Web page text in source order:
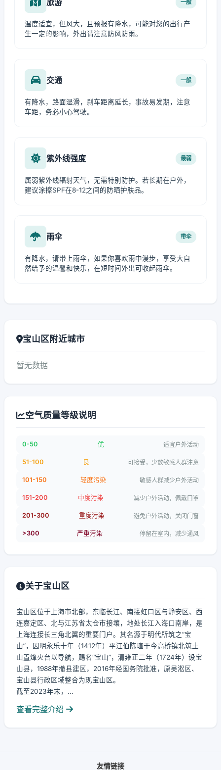
一般
温度适宜，但风大，且预报有降水，可能对您的出行产
生一定的影响，外出请注意防风防雨。
交通 一般
有降水，路面湿滑，刹车距离延长，事故易发期，注意
车距，务必小心驾驶。
紫外线强度 最弱
属弱紫外线辐射天气，无需特别防护。若长期在户外，
建议涂擦SPF在8-12之间的防晒护肤品。
雨伞 带伞
有降水，请带上雨伞，如果你喜欢雨中漫步，享受大自
然给予的温馨和快乐，在短时间外出可收起雨伞。
宝山区附近城市
暂无数据
空气质量等级说明
0-50 优 适宜户外活动
51-100 良 可接受，少数敏感人群注意
101-150 轻度污染 敏感人群减少户外活动
151-200 中度污染 减少户外活动，佩戴口罩
201-300 重度污染 避免户外活动，关闭门窗
>300 严重污染 停留在室内，减少通风
关于宝山区
宝山区位于上海市北部，东临长江、南接虹口区与静安区、西
连嘉定区、北与江苏省太仓市接壤，地处长江入海口南岸，是
上海连接长三角北翼的重要门户。其名源于明代所筑之“宝
山”，因明永乐十年（1412年）平江伯陈瑄于今高桥镇北筑土
山置烽火台以导航，赐名“宝山”，清雍正二年（1724年）设宝
山县，1988年撤县建区，2016年经国务院批准，原吴淞区、
宝山县行政区域整合为现宝山区。
截至2023年末，...
查看完整介绍
友情链接